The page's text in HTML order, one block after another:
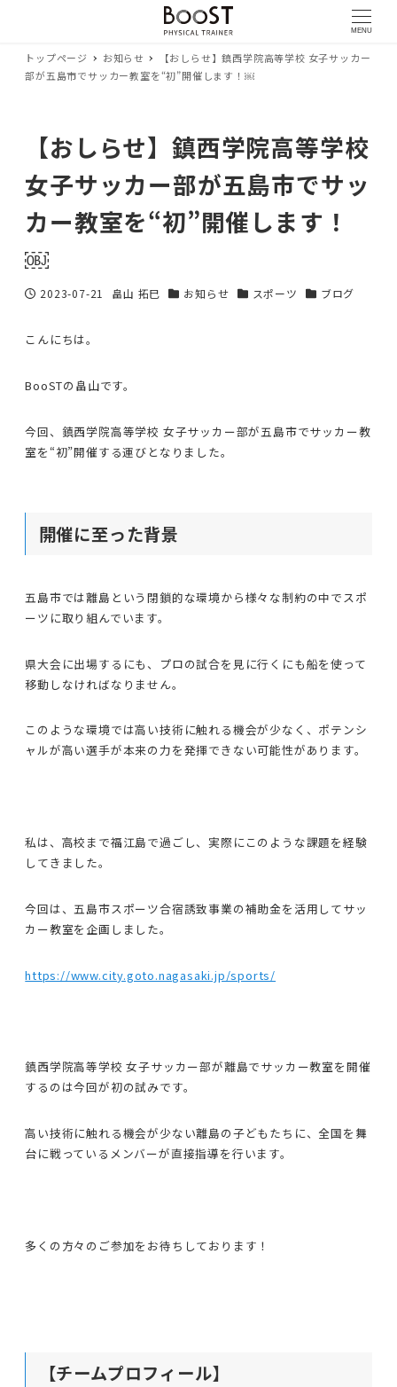
MENU
トップページ お知らせ
【おしらせ】鎮西学院高等学校 女子サッカー
部が五島市でサッカー教室を“初”開催します！￼
【おしらせ】鎮西学院高等学校
女子サッカー部が五島市でサッ
カー教室を“初”開催します！
￼
投稿日
2023-07-21
著
畠山 拓巳
カテゴリー
お知らせ
カテゴリー
スポーツ
カテゴリー
ブログ
こんにちは。
BooSTの畠山です。
今回、鎮西学院高等学校 女子サッカー部が五島市でサッカー教
室を“初”開催する運びとなりました。
開催に至った背景
五島市では離島という閉鎖的な環境から様々な制約の中でスポ
ーツに取り組んでいます。
県大会に出場するにも、プロの試合を見に行くにも船を使って
移動しなければなりません。
このような環境では高い技術に触れる機会が少なく、ポテンシ
ャルが高い選手が本来の力を発揮できない可能性があります。
私は、高校まで福江島で過ごし、実際にこのような課題を経験
してきました。
今回は、五島市スポーツ合宿誘致事業の補助金を活用してサッ
カー教室を企画しました。
https://www.city.goto.nagasaki.jp/sports/
鎮西学院高等学校 女子サッカー部が離島でサッカー教室を開催
するのは今回が初の試みです。
高い技術に触れる機会が少ない離島の子どもたちに、全国を舞
台に戦っているメンバーが直接指導を行います。
多くの方々のご参加をお待ちしております！
【チームプロフィール】